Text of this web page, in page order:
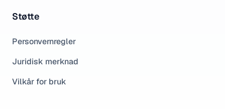
Støtte
Personvernregler
Juridisk merknad
Vilkår for bruk